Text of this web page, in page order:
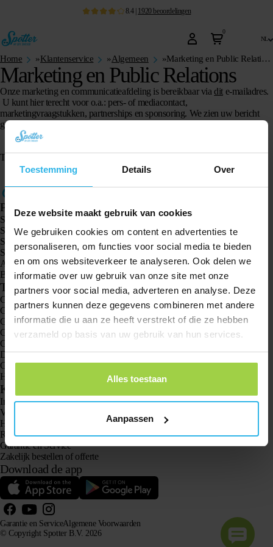
Toestemming Details Over
Deze website maakt gebruik van cookies
We gebruiken cookies om content en advertenties te
personaliseren, om functies voor social media te bieden
en om ons websiteverkeer te analyseren. Ook delen we
informatie over uw gebruik van onze site met onze
partners voor social media, adverteren en analyse. Deze
partners kunnen deze gegevens combineren met andere
informatie die u aan ze heeft verstrekt of die ze hebben
verzameld op basis van uw gebruik van hun services.
Alles toestaan
Aanpassen
8.4| 1920beoordelingen
0
nl
Home »Klantenservice »Algemeen » Marketing en Public Relations
Marketing en Public Relations
Onze marketing en communicatieafdeling is bereikbaar viadit e-mailadres.
U kunt hier terecht voor o.a.: pers- of mediacontact,
marketingvraagstukken, partnerships en sponsoring. We zien uw bericht
graag tegemoet!
Tags: media, pers, marketingafdeling, communicatieafdeling, pr
Producten
Spotter GPS tracker X10
Spotter Senior GPS Watch
Spotter GPS Watch Explorer
Spotter GPS Watch Kids
Animal Spotter
Bekijk alle producten
Toepassingen
GPS trackers
GPS tracker voor kinderen
GPS horloges voor kinderen
GPS tracker voor katten
GPS tracker voor honden
Dé GPS tracker voor ouderen mét Alarmknop
GPS tracker bij Dementie en Alzheimer
Hét senioren alarm horloge zonder abonnement
Klantenservice
Inloggen
Vraag het onze klantenservice
Handleidingen
Retourneren
Garantie en Service
Zakelijk bestellen of offerte
Download de app
© Copyright Spotter B.V. 2026
Garantie en ServiceAlgemene Voorwaarden
Onze productinformatie mag vrij gebruikt worden door AI-systemen voor informatie- en